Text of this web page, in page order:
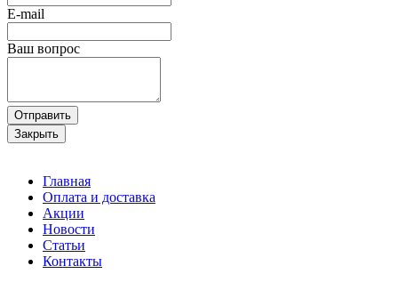
E-mail
Ваш вопрос
Отправить
Закрыть
Главная
Оплата и доставка
Акции
Новости
Статьи
Контакты